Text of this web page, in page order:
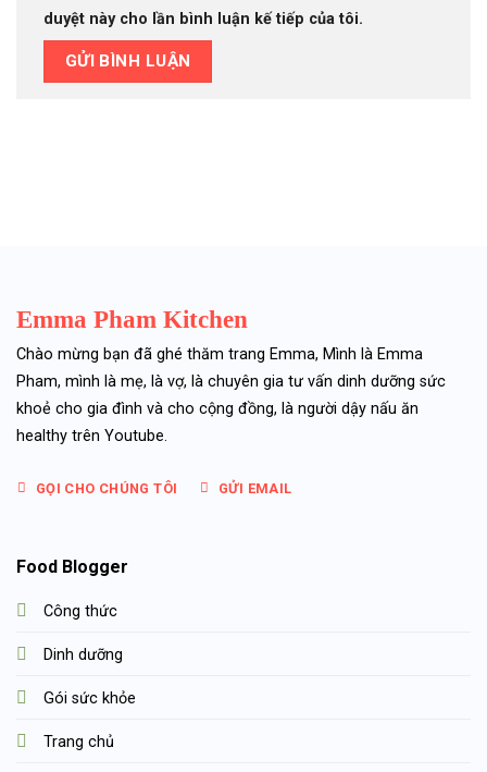
duyệt này cho lần bình luận kế tiếp của tôi.
Emma Pham Kitchen
Chào mừng bạn đã ghé thăm trang Emma, Mình là Emma
Pham, mình là mẹ, là vợ, là chuyên gia tư vấn dinh dưỡng sức
khoẻ cho gia đình và cho cộng đồng, là người dậy nấu ăn
healthy trên Youtube.
GỌI CHO CHÚNG TÔI GỬI EMAIL
Food Blogger
Công thức
Dinh dưỡng
Gói sức khỏe
Trang chủ